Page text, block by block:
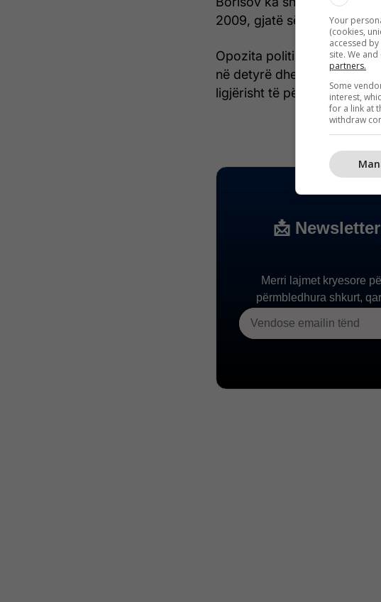
2009, gjatë së cilës ai ka
Opozita politike e ka
në detyrë dhe shumë
ligjërisht të përgjegjshëm. /
Your
(cookies,
accessed
site. We
partners.
Some
interest,
for a link at
withdraw